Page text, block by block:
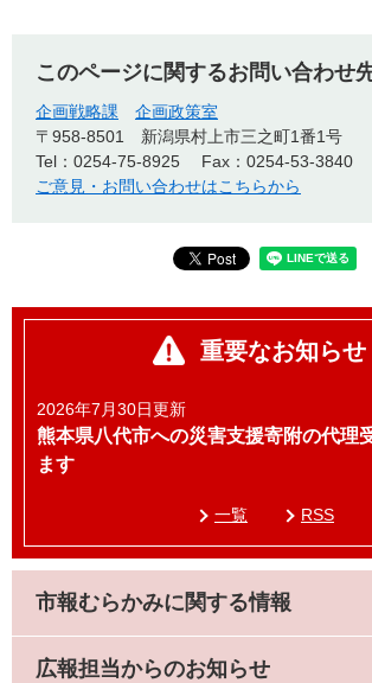
このページに関するお問い合わせ
企画戦略課
企画政策室
〒958-8501
新潟県村上市三之町1番1号
Tel：0254-75-8925
Fax：0254-53-3840
ご意見・お問い合わせはこちらから
重要なお知らせ
2026年7月30日更新
熊本県八代市への災害支援寄附の代理
ます
一覧 RSS
市報むらかみに関する情報
広報担当からのお知らせ